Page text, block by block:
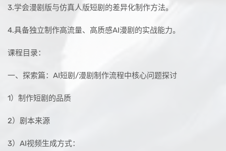
3.学会漫剧版与仿真人版短剧的差异化制作方法。
4.具备独立制作高流量、高质感AI漫剧的实战能力。
课程目录：
一、探索篇：AI短剧/漫剧制作流程中核心问题探讨
1）制作短剧的品质
2）剧本来源
3）AI视频生成方式：